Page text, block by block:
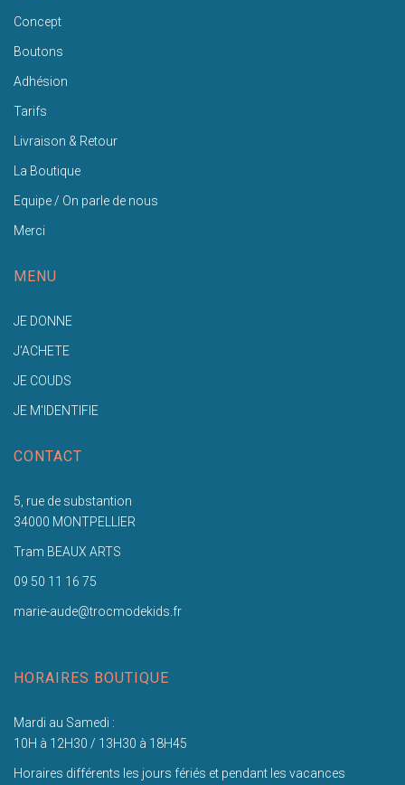
Concept
Boutons
Adhésion
Tarifs
Livraison & Retour
La Boutique
Equipe / On parle de nous
Merci
MENU
JE DONNE
J'ACHETE
JE COUDS
JE M'IDENTIFIE
CONTACT
5, rue de substantion
34000 MONTPELLIER
Tram BEAUX ARTS
09 50 11 16 75
marie-aude@trocmodekids.fr
HORAIRES BOUTIQUE
Mardi au Samedi :
10H à 12H30 / 13H30 à 18H45
Horaires différents les jours fériés et pendant les vacances